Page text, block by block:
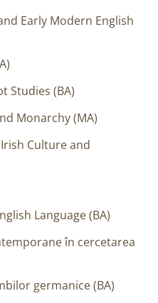
Early Modern English
Studies (BA)
Monarchy (MA)
Irish Culture and
Language (BA)
în cercetarea
germanice (BA)